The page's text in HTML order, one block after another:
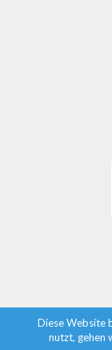
Diese Website
nutzt, gehen